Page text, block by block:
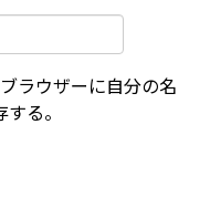
ラウザーに自分の名
る。